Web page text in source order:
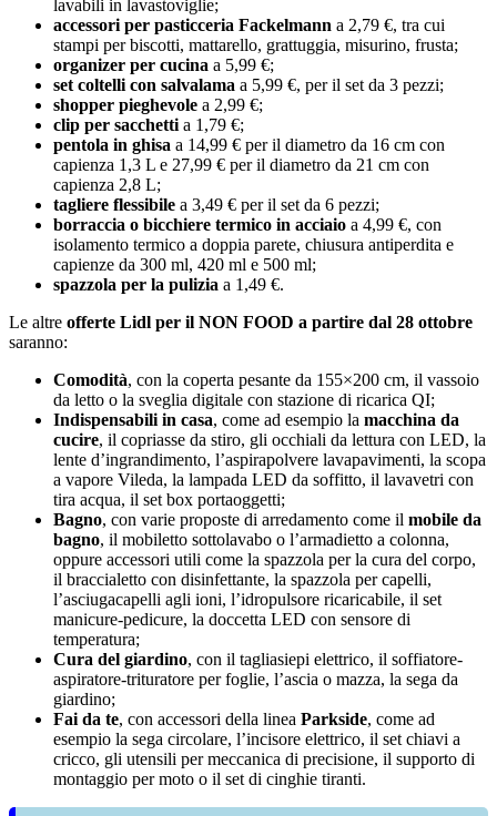
lavabili in lavastoviglie;
accessori per pasticceria Fackelmann a 2,79 €, tra cui
stampi per biscotti, mattarello, grattuggia, misurino, frusta;
organizer per cucina a 5,99 €;
set coltelli con salvalama a 5,99 €, per il set da 3 pezzi;
shopper pieghevole a 2,99 €;
clip per sacchetti a 1,79 €;
pentola in ghisa a 14,99 € per il diametro da 16 cm con
capienza 1,3 L e 27,99 € per il diametro da 21 cm con
capienza 2,8 L;
tagliere flessibile a 3,49 € per il set da 6 pezzi;
borraccia o bicchiere termico in acciaio a 4,99 €, con
isolamento termico a doppia parete, chiusura antiperdita e
capienze da 300 ml, 420 ml e 500 ml;
spazzola per la pulizia a 1,49 €.
Le altre offerte Lidl per il NON FOOD a partire dal 28 ottobre
saranno:
Comodità, con la coperta pesante da 155×200 cm, il vassoio
da letto o la sveglia digitale con stazione di ricarica QI;
Indispensabili in casa, come ad esempio la macchina da
cucire, il copriasse da stiro, gli occhiali da lettura con LED, la
lente d’ingrandimento, l’aspirapolvere lavapavimenti, la scopa
a vapore Vileda, la lampada LED da soffitto, il lavavetri con
tira acqua, il set box portaoggetti;
Bagno, con varie proposte di arredamento come il mobile da
bagno, il mobiletto sottolavabo o l’armadietto a colonna,
oppure accessori utili come la spazzola per la cura del corpo,
il braccialetto con disinfettante, la spazzola per capelli,
l’asciugacapelli agli ioni, l’idropulsore ricaricabile, il set
manicure-pedicure, la doccetta LED con sensore di
temperatura;
Cura del giardino, con il tagliasiepi elettrico, il soffiatore-
aspiratore-trituratore per foglie, l’ascia o mazza, la sega da
giardino;
Fai da te, con accessori della linea Parkside, come ad
esempio la sega circolare, l’incisore elettrico, il set chiavi a
cricco, gli utensili per meccanica di precisione, il supporto di
montaggio per moto o il set di cinghie tiranti.